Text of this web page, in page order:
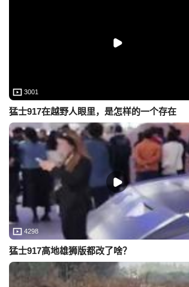
3001
猛士917在越野人眼里，是怎样的一个存在
4298
猛士917高地雄狮版都改了啥？